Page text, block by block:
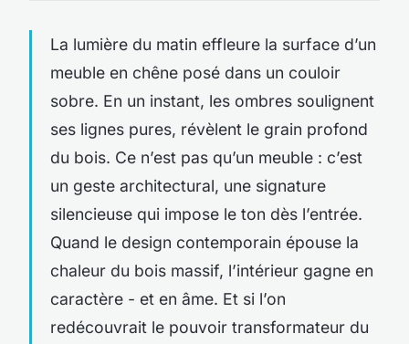
La lumière du matin effleure la surface d’un
meuble en chêne posé dans un couloir
sobre. En un instant, les ombres soulignent
ses lignes pures, révèlent le grain profond
du bois. Ce n’est pas qu’un meuble : c’est
un geste architectural, une signature
silencieuse qui impose le ton dès l’entrée.
Quand le design contemporain épouse la
chaleur du bois massif, l’intérieur gagne en
caractère - et en âme. Et si l’on
redécouvrait le pouvoir transformateur du